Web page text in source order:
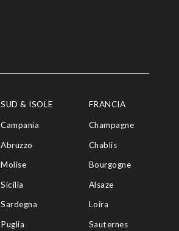
SUD & ISOLE
Campania
Abruzzo
Molise
Sicilia
Sardegna
Puglia
FRANCIA
Champagne
Chablis
Bourgogne
Alsaze
Loira
Sauternes